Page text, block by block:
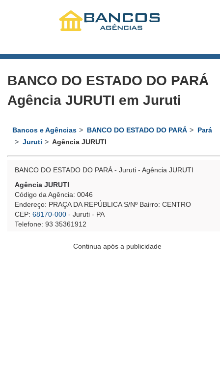
BANCO DO ESTADO DO PARÁ
Agência JURUTI em Juruti
Bancos e Agências BANCO DO ESTADO DO PARÁ
Pará
Juruti
Agência JURUTI
BANCO DO ESTADO DO PARÁ - Juruti - Agência JURUTI
Agência JURUTI
Código da Agência: 0046
Endereço: PRAÇA DA REPÚBLICA S/Nº Bairro: CENTRO
CEP: 68170-000 - Juruti - PA
Telefone: 93 35361912
Continua após a publicidade